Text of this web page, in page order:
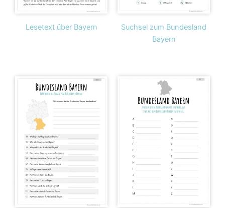
Lesetext über Bayern
Suchsel zum Bundesland
Bayern